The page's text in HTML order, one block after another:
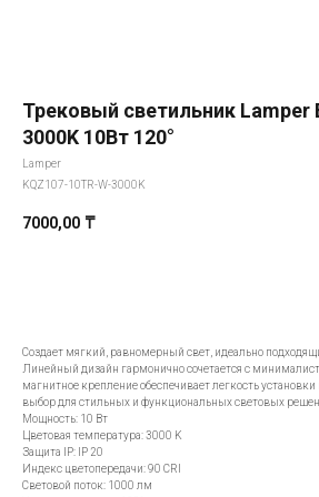
Трековый светильник Lamper
3000K 10Вт 120°
Lamper
KQZ107-10TR-W-3000K
7000,00 ₸
Создает мягкий, равномерный свет, идеально
Линейный дизайн гармонично сочетается с
магнитное крепление обеспечивает легкость
выбор для стильных и функциональных световых
Мощность: 10 Вт
Цветовая температура: 3000 K
Защита IP: IP 20
Индекс цветопередачи: 90 CRI
Световой поток: 1000 лм